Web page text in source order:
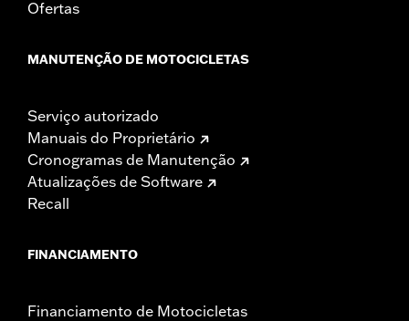
Ofertas
MANUTENÇÃO DE MOTOCICLETAS
Serviço autorizado
Manuais do Proprietário
Cronogramas de Manutenção
Atualizações de Software
Recall
FINANCIAMENTO
Financiamento de Motocicletas